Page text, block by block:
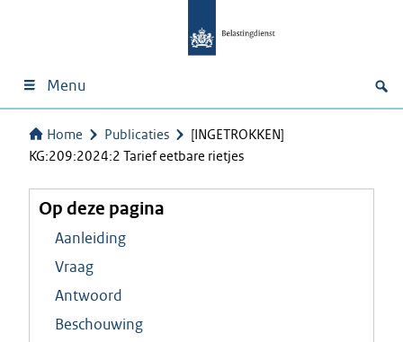
Menu
Home Publicaties
[INGETROKKEN]
KG:209:2024:2 Tarief eetbare rietjes
Op deze pagina
Aanleiding
Vraag
Antwoord
Beschouwing